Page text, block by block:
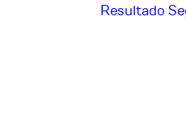
Resultado